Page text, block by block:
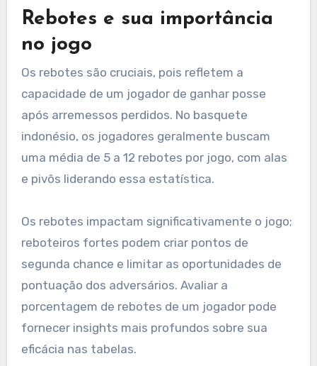
Rebotes e sua importância
no jogo
Os rebotes são cruciais, pois refletem a
capacidade de um jogador de ganhar posse
após arremessos perdidos. No basquete
indonésio, os jogadores geralmente buscam
uma média de 5 a 12 rebotes por jogo, com alas
e pivôs liderando essa estatística.
Os rebotes impactam significativamente o jogo;
reboteiros fortes podem criar pontos de
segunda chance e limitar as oportunidades de
pontuação dos adversários. Avaliar a
porcentagem de rebotes de um jogador pode
fornecer insights mais profundos sobre sua
eficácia nas tabelas.